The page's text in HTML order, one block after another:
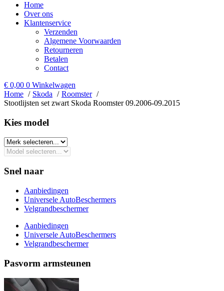
Home
Over ons
Klantenservice
Verzenden
Algemene Voorwaarden
Retourneren
Betalen
Contact
€ 0,00 0 Winkelwagen
Home
Skoda
Roomster
Stootlijsten set zwart Skoda Roomster 09.2006-09.2015
Kies model​
Snel naar
Aanbiedingen
Universele AutoBeschermers
Velgrandbeschermer
Aanbiedingen
Universele AutoBeschermers
Velgrandbeschermer
Pasvorm armsteunen